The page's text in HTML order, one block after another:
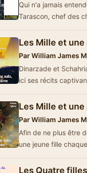
Qui n'a jamais
Tarascon, chef des
Les Mille et
ParWilliam James
Dinarzade et
ici ses récits
Les Mille et
ParWilliam James
Afin de ne plus être
une jeune fille
Les Quatre